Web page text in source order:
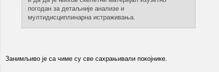
погодан за детаљније анализе и
мултидисциплинарна истраживања.
Занимљиво је са чиме су све сахрањивали покојнике.